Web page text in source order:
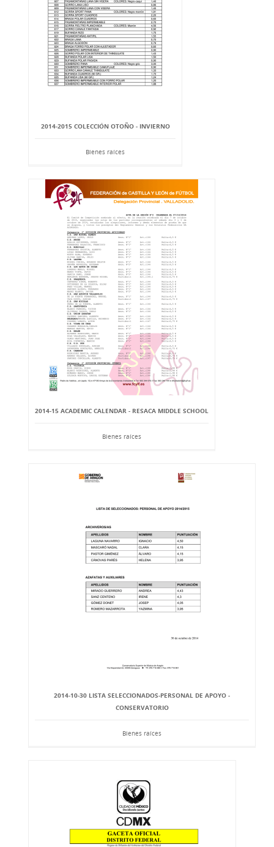
2014-2015 COLECCIÓN OTOÑO - INVIERNO
Bienes raíces
2014-15 ACADEMIC CALENDAR - RESACA MIDDLE SCHOOL
Bienes raíces
2014-10-30 LISTA SELECCIONADOS-PERSONAL DE APOYO -
CONSERVATORIO
Bienes raíces